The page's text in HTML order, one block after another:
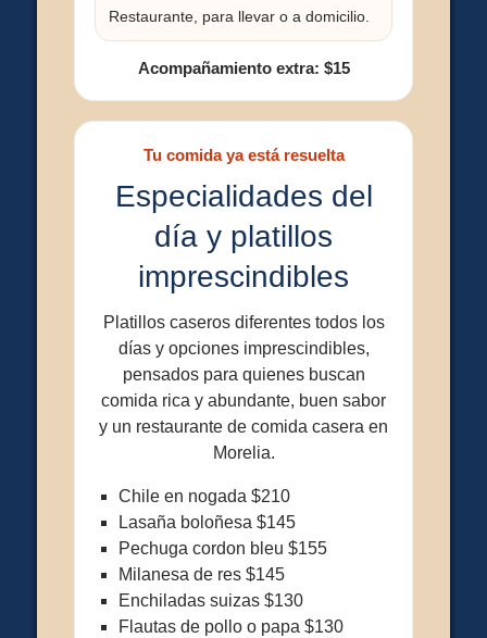
Restaurante, para llevar o a domicilio.
Acompañamiento extra: $15
Tu comida ya está resuelta
Especialidades del
día y platillos
imprescindibles
Platillos caseros diferentes todos los
días y opciones imprescindibles,
pensados para quienes buscan
comida rica y abundante, buen sabor
y un restaurante de comida casera en
Morelia.
Chile en nogada $210
Lasaña boloñesa $145
Pechuga cordon bleu $155
Milanesa de res $145
Enchiladas suizas $130
Flautas de pollo o papa $130